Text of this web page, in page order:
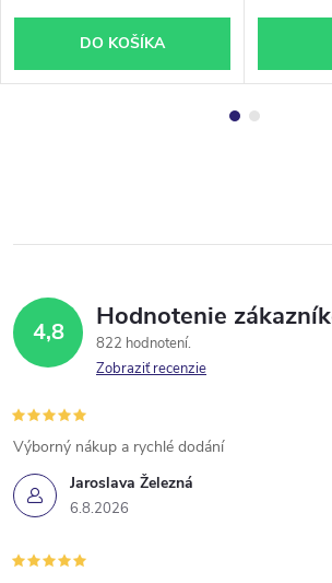
DO KOŠÍKA
4,8 Hodnotenie
822 hodnotení
Zobraziť recenzie
Jaroslava Železná
6.8.2026
Výborný nákup a rychlé dodání